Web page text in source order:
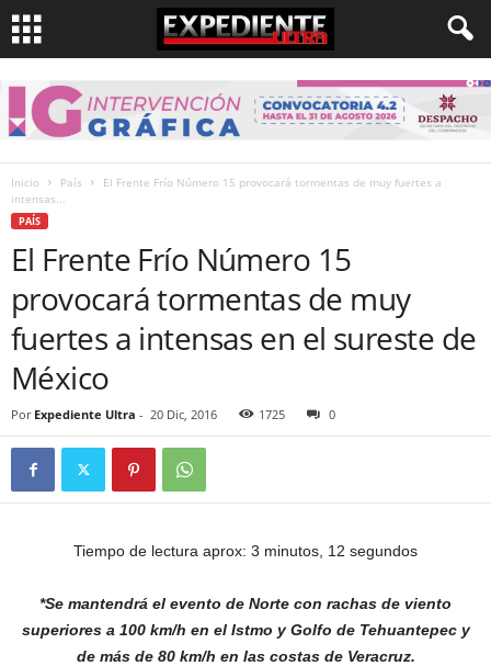
Inicio País
El Frente Frío Número 15 provocará tormentas de muy fuertes a
intensas...
PAÍS
El Frente Frío Número 15
provocará tormentas de muy
fuertes a intensas en el sureste de
México
Por Expediente Ultra - 20 Dic, 2016 1725 0
Tiempo de lectura aprox: 3 minutos, 12 segundos
*Se mantendrá el evento de Norte con rachas de viento
superiores a 100 km/h en el Istmo y Golfo de Tehuantepec y
de más de 80 km/h en las costas de Veracruz.